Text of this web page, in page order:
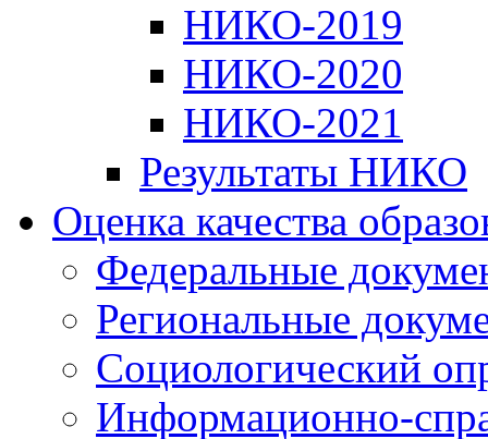
НИКО-2019
НИКО-2020
НИКО-2021
Результаты НИКО
Оценка качества
Федеральные
Региональные
Социологический
Информационно-